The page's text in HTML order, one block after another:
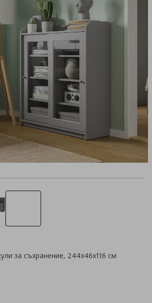
за съхранение, 244x46x116 см
€